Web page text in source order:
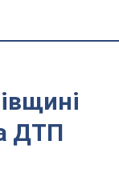
ДТП